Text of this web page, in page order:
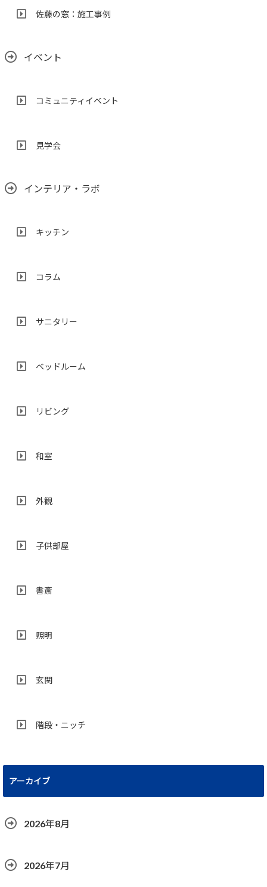
佐藤の窓：施工事例
イベント
コミュニティイベント
見学会
インテリア・ラボ
キッチン
コラム
サニタリー
ベッドルーム
リビング
和室
外観
子供部屋
書斎
照明
玄関
階段・ニッチ
アーカイブ
2026年8月
2026年7月